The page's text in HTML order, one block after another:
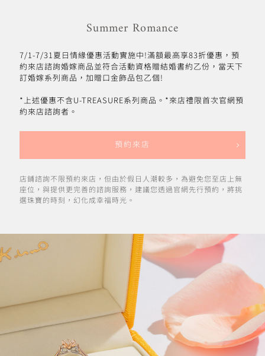
Summer Romance
7/1-7/31夏日情緣優惠活動實施中!滿額最高享83折優惠，預
約來店諮詢婚嫁商品並符合活動資格贈結婚書約乙份，當天下
訂婚嫁系列商品，加贈口金飾品包乙個!
*上述優惠不含U-TREASURE系列商品。*來店禮限首次官網預
約來店諮詢者。
預約來店
店鋪諮詢不限預約來店，但由於假日人潮較多，為避免您至店上無
座位，與提供更完善的諮詢服務，建議您透過官網先行預約，將挑
選珠寶的時刻，幻化成幸福時光。